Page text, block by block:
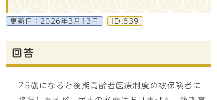
更新日： 2026年3月13日 ID:839
回答
75歳になると後期高齢者医療制度の被保険者に